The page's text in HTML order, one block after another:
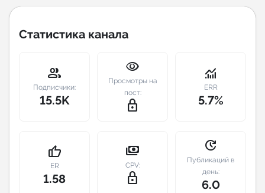
New
Индивидуальное сопровождение
Аналитика Telegram
Статистика канала
group
Подписчики:
15.5K
visibility
Просмотры на
пост:
lock_outline
monitoring
ERR
5.7%
thumb_up
ER
1.58
payments
CPV:
lock_outline
update
Публикаций в
день:
6.0